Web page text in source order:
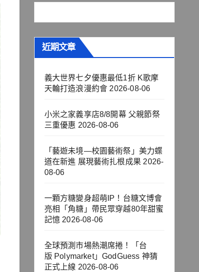
近期文章
義大世界七夕優惠最低1折 K歌摩
天輪打造浪漫約會 2026-08-06
小米之家義享店8/8開幕 父親節祭
三重優惠 2026-08-06
「藝遊未境—校園藝術祭」美力蝶
道在新進 展現藝術扎根成果 2026-
08-06
一顆方糖變身超萌IP！台糖文博會
亮相「角糖」帶民眾穿越80年甜蜜
記憶 2026-08-06
全球預測市場熱潮席捲！「台
版 Polymarket」GodGuess 神猜
正式上線 2026-08-06